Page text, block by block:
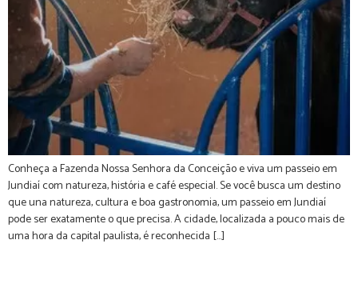
Conheça a Fazenda Nossa Senhora da Conceição e viva um passeio em
Jundiaí com natureza, história e café especial. Se você busca um destino
que una natureza, cultura e boa gastronomia, um passeio em Jundiaí
pode ser exatamente o que precisa. A cidade, localizada a pouco mais de
uma hora da capital paulista, é reconhecida […]